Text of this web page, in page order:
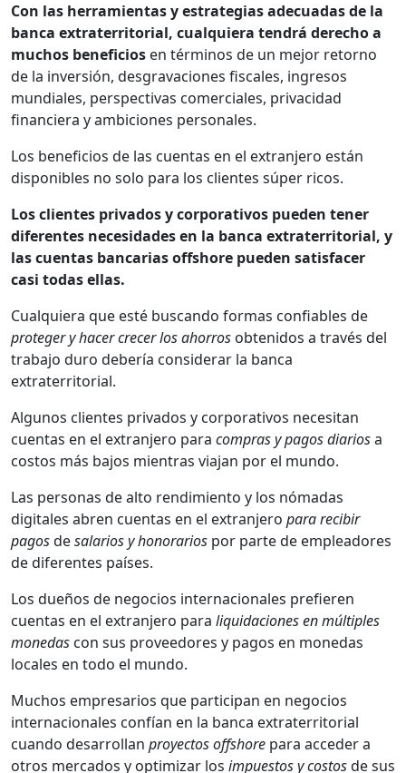
Con las herramientas y estrategias adecuadas de la
banca extraterritorial, cualquiera tendrá derecho a
muchos beneficios en términos de un mejor retorno
de la inversión, desgravaciones fiscales, ingresos
mundiales, perspectivas comerciales, privacidad
financiera y ambiciones personales.
Los beneficios de las cuentas en el extranjero están
disponibles no solo para los clientes súper ricos.
Los clientes privados y corporativos pueden tener
diferentes necesidades en la banca extraterritorial, y
las cuentas bancarias offshore pueden satisfacer
casi todas ellas.
Cualquiera que esté buscando formas confiables de
proteger y hacer crecer los ahorros obtenidos a través del
trabajo duro debería considerar la banca
extraterritorial.
Algunos clientes privados y corporativos necesitan
cuentas en el extranjero para compras y pagos diariosa
costos más bajos mientras viajan por el mundo.
Las personas de alto rendimiento y los nómadas
digitales abren cuentas en el extranjero para recibir
pagosdesalarios y honorarios por parte de empleadores
de diferentes países.
Los dueños de negocios internacionales prefieren
cuentas en el extranjero para liquidaciones en múltiples
monedas con sus proveedores y pagos en monedas
locales en todo el mundo.
Muchos empresarios que participan en negocios
internacionales confían en la banca extraterritorial
cuando desarrollan proyectos offshore para acceder a
otros mercados y optimizar los impuestos y costosde sus